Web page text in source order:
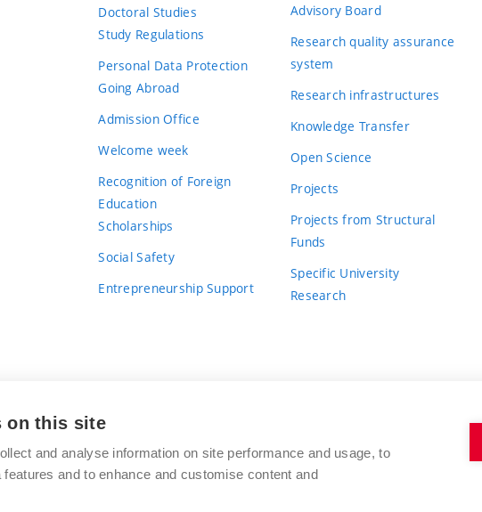
Doctoral Studies
Study Regulations
Personal Data Protection
Going Abroad
Admission Office
Welcome week
Recognition of Foreign
Education
Scholarships
Social Safety
Entrepreneurship Support
Advisory Board
Research quality assurance
system
Research infrastructures
Knowledge Transfer
Open Science
Projects
Projects from Structural
Funds
Specific University
Research
BRNO UNIVERSITY OF TECHNOLOGY
Antonínská 548/1
www.vut.cz
on this site
and analyse information on site performance and usage, to
and to enhance and customise content and